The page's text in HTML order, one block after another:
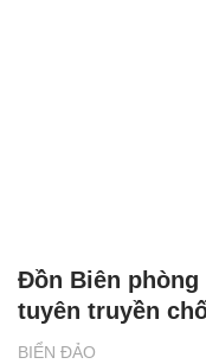
BIỂN ĐẢO
Đồn Biên phòng
tuyên truyền